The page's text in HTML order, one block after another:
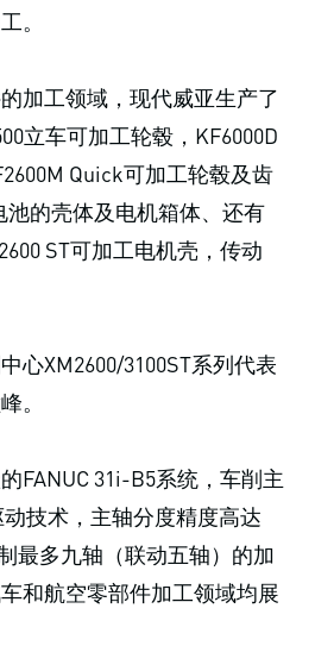
。
加工领域，现代威亚生产了
立车可加工轮毂，KF6000D
Quick可加工轮毂及齿
池的壳体及电机箱体、还有
ST可加工电机壳，传动
心XM2600/3100ST系列代表
。
FANUC 31i-B5系统，车削主
技术，主轴分度精度高达
最多九轴（联动五轴）的加
和航空零部件加工领域均展